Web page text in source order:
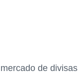
de divisas